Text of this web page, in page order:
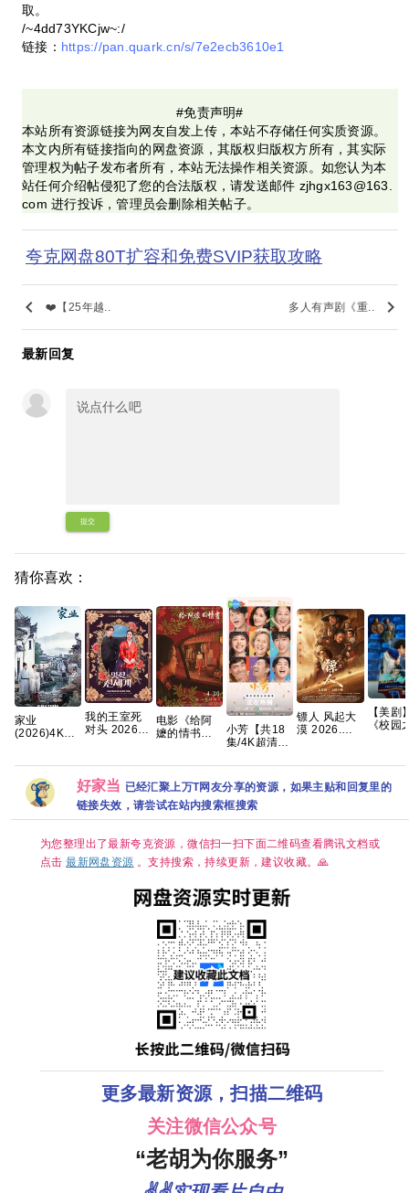
取。
/~4dd73YKCjw~:/
链接： https://pan.quark.cn/s/7e2ecb3610e1
#免责声明#
本站所有资源链接为网友自发上传，本站不存储任何实质资源。
本文内所有链接指向的网盘资源，其版权归版权方所有，其实际
管理权为帖子发布者所有，本站无法操作相关资源。如您认为本
站任何介绍帖侵犯了您的合法版权，请发送邮件 zjhgx163@163.
com 进行投诉，管理员会删除相关帖子。
夸克网盘80T扩容和免费SVIP获取攻略
keyboard_arrow_left ❤️【25年越.. 多人有声剧《重.. keyboard_arrow_right
最新回复
提交
猜你喜欢：
家业
(2026)4K
体中文/夸克
百度网盘/单
集1GB】
我的王室死
对头 2026
情】 【林智
妍 / 许南俊】
【韩剧中
字】
电影《给阿
嬷的情书》
小芳【共18
集/4K超清
手慢无🈲
【王影璐、
辛云来｜喜
剧/治愈】 小
芳出嫁，鸡
八黄金档欢
喜开播🥳 带
球相亲，啼
而自由，活
出潇洒💫 婚
姻不是人生
的必选项，
幸福才是💕
夸克
镖人 风起大
漠 2026.超
嵌简繁字幕
【美剧
《校园
校园恋
字幕】
好家当 已经汇聚上万T网友分享的资源，如果主贴和回复里的
链接失效，请尝试在站内搜索框搜索
为您整理出了最新夸克资源，微信扫一扫下面二维码查看腾讯文档或
点击最新网盘资源 。支持搜索，持续更新，建议收藏。🙏
更多最新资源，扫描二维码
关注微信公众号
“老胡为你服务”